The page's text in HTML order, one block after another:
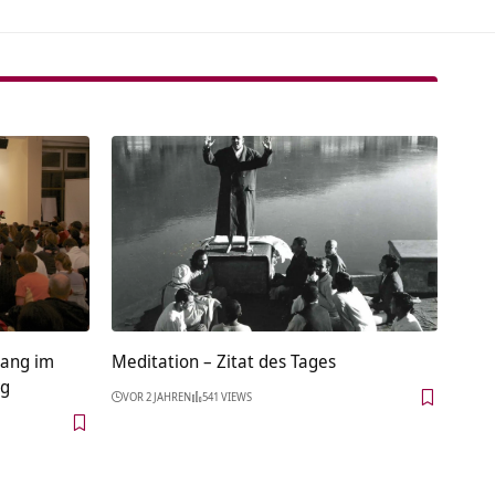
im
Meditation – Zitat des Tages
VOR 2 JAHREN 541 VIEWS